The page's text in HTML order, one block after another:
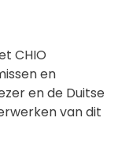
CHIO
en
en de Duitse
van dit